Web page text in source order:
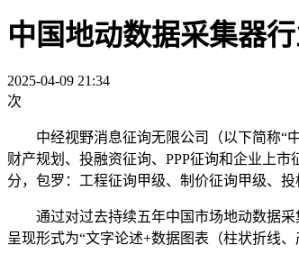
中国地动数据采集器
2025-04-09 21:34
次
中经视野消息征询无限公司（以下简称“中
财产规划、投融资征询、PPP征询和企业上
分，包罗：工程征询甲级、制价征询甲级、
通过对过去持续五年中国市场地动数据采
呈现形式为“文字论述+数据图表（柱状折线、